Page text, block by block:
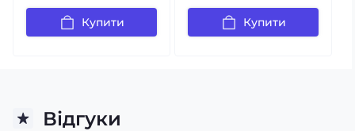
Купити Купити
Відгуки